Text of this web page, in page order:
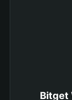
Bitget